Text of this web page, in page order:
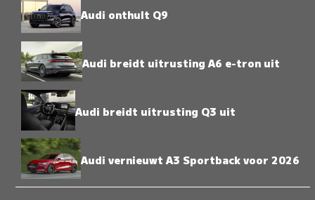
Audi onthult Q9
Audi breidt uitrusting A6 e-tron uit
Audi breidt uitrusting Q3 uit
Audi vernieuwt A3 Sportback voor 2026